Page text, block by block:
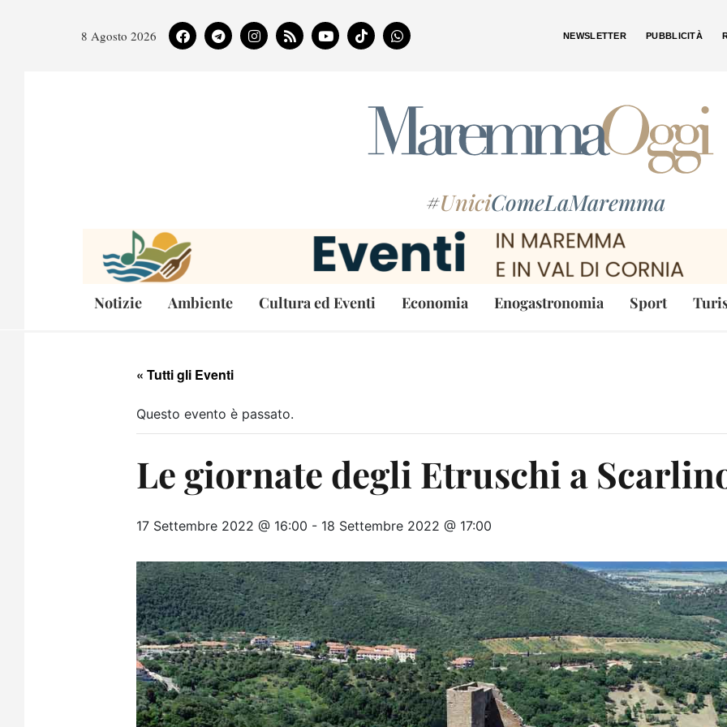
8 Agosto 2026 NEWSLETTER PUBBLICITÀ
#UniciComeLaMaremma
Notizie Ambiente Cultura ed Eventi Economia Enogastronomia Sport
« Tutti gli Eventi
Questo evento è passato.
Le giornate degli Etruschi a
17 Settembre 2022 @ 16:00 - 18 Settembre 2022 @ 17:00